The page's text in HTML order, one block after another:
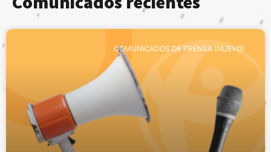
COMUNICADOS DE PRENSA (NUEVO)